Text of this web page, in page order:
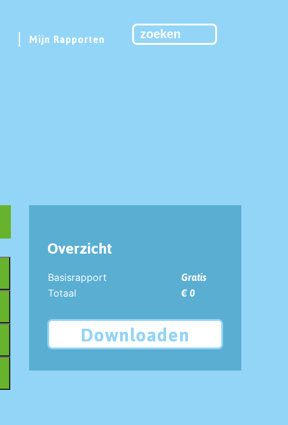
Mijn Rapporten
Overzicht
Basisrapport
Gratis
Totaal
€ 0
Downloaden